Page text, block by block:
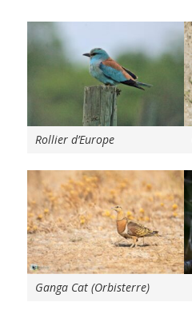
Rollier d’Europe
Ganga Cat (Orbisterre)